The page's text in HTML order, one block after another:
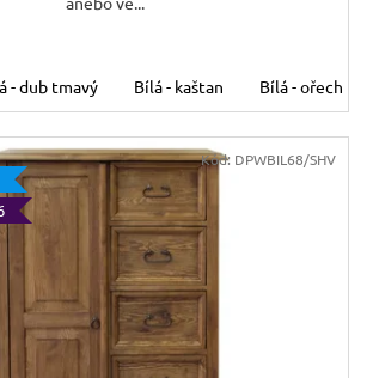
- dub tmavý Bílá - kaštan Bílá - ořech
Kód: DPWBIL68/SHV